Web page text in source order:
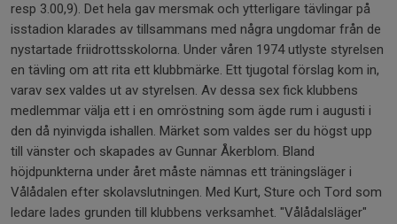
resp 3.00,9). Det hela gav mersmak och ytterligare tävlingar på
isstadion klarades av tillsammans med några ungdomar från de
nystartade friidrottsskolorna. Under våren 1974 utlyste styrelsen
en tävling om att rita ett klubbmärke. Ett tjugotal förslag kom in,
varav sex valdes ut av styrelsen. Av dessa sex fick klubbens
medlemmar välja ett i en omröstning som ägde rum i augusti i
den då nyinvigda ishallen. Märket som valdes ser du högst upp
till vänster och skapades av Gunnar Åkerblom. Bland
höjdpunkterna under året måste nämnas ett träningsläger i
Vålådalen efter skolavslutningen. Med Kurt, Sture och Tord som
ledare lades grunden till klubbens verksamhet. "Vålådalsläger"